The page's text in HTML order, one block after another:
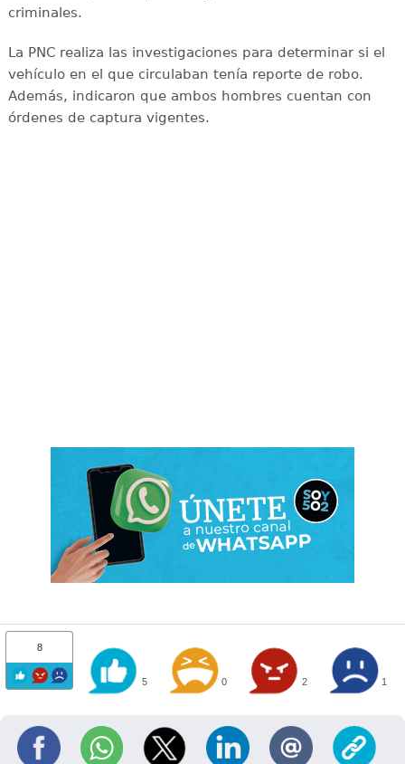
criminales.
La PNC realiza las investigaciones para determinar si el
vehículo en el que circulaban tenía reporte de robo.
Además, indicaron que ambos hombres cuentan con
órdenes de captura vigentes.
8
5 0 2 1